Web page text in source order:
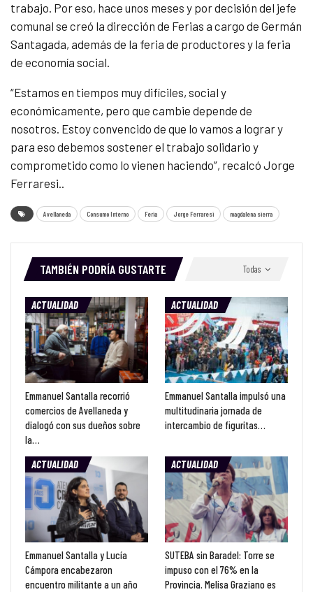
trabajo. Por eso, hace unos meses y por decisión del jefe
comunal se creó la dirección de Ferias a cargo de Germán
Santagada, además de la feria de productores y la feria
de economía social.
“Estamos en tiempos muy difíciles, social y
económicamente, pero que cambie depende de
nosotros. Estoy convencido de que lo vamos a lograr y
para eso debemos sostener el trabajo solidario y
comprometido como lo vienen haciendo”, recalcó Jorge
Ferraresi..
Avellaneda Consumo Interno Feria Jorge Ferraresi magdalena sierra
Todas
TAMBIÉN PODRÍA GUSTARTE
ACTUALIDAD
Emmanuel Santalla recorrió
comercios de Avellaneda y
dialogó con sus dueños sobre
la…
ACTUALIDAD
Emmanuel Santalla impulsó una
multitudinaria jornada de
intercambio de figuritas…
ACTUALIDAD
Emmanuel Santalla y Lucía
Cámpora encabezaron
encuentro militante a un año
ACTUALIDAD
SUTEBA sin Baradel: Torre se
impuso con el 76% en la
Provincia. Melisa Graziano es